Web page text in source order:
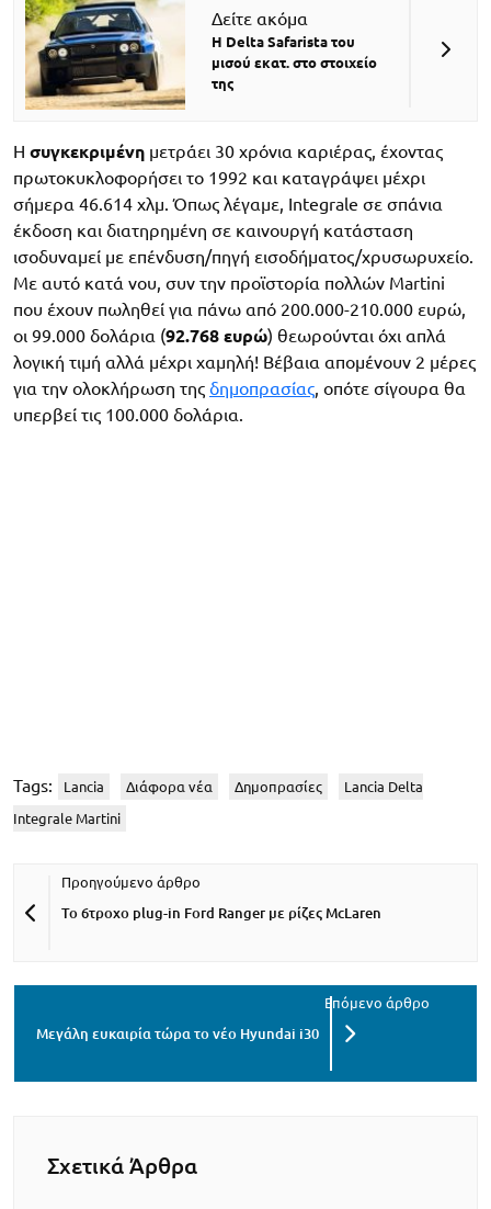
Δείτε ακόμα
Η Delta Safarista του
μισού εκατ. στο στοιχείο
της
Η συγκεκριμένη μετράει 30 χρόνια καριέρας, έχοντας
πρωτοκυκλοφορήσει το 1992 και καταγράψει μέχρι
σήμερα 46.614 χλμ. Όπως λέγαμε, Integrale σε σπάνια
έκδοση και διατηρημένη σε καινουργή κατάσταση
ισοδυναμεί με επένδυση/πηγή εισοδήματος/χρυσωρυχείο.
Με αυτό κατά νου, συν την προϊστορία πολλών Martini
που έχουν πωληθεί για πάνω από 200.000-210.000 ευρώ,
οι 99.000 δολάρια (92.768 ευρώ) θεωρούνται όχι απλά
λογική τιμή αλλά μέχρι χαμηλή! Βέβαια απομένουν 2 μέρες
για την ολοκλήρωση της δημοπρασίας, οπότε σίγουρα θα
υπερβεί τις 100.000 δολάρια.
Tags: Lancia Διάφορα νέα Δημοπρασίες Lancia Delta
Integrale Martini
Το 6τροχο plug-in Ford Ranger με ρίζες McLaren
Μεγάλη ευκαιρία τώρα το νέο Hyundai i30
Σχετικά Άρθρα